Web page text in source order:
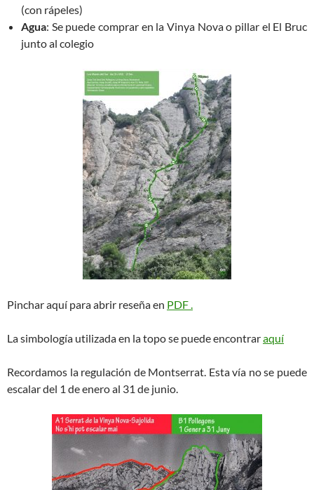
(con rápeles)
Agua: Se puede comprar en la Vinya Nova o pillar el El Bruc
junto al colegio
Pinchar aquí para abrir reseña en PDF .
La simbología utilizada en la topo se puede encontraraquí
Recordamos la regulación de Montserrat. Esta vía no se puede
escalar del 1 de enero al 31 de junio.